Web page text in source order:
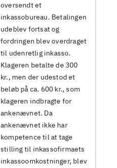
oversendt et
inkassobureau. Betalingen
udeblev fortsat og
fordringen blev overdraget
til udenretlig inkasso.
Klageren betalte de 300
kr., men der udestod et
beløb på ca. 600 kr., som
klageren indbragte for
ankenævnet. Da
ankenævnet ikke har
kompetence til at tage
stilling til inkassofirmaets
inkassoomkostninger, blev